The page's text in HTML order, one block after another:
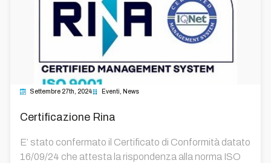
Settembre 27th, 2024 Eventi News
Certificazione Rina
E’ stato confermato il Certificato di Conformità datato
16/09/24 che attesta la rispondenza alla norma ISO